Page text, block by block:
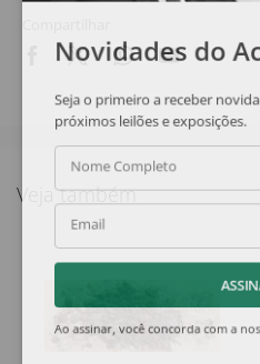
Veja também
Novidades do
Seja o primeiro a receber
próximos leilões e exposições.
Nome Completo
Email
Ao assinar, você concorda com a